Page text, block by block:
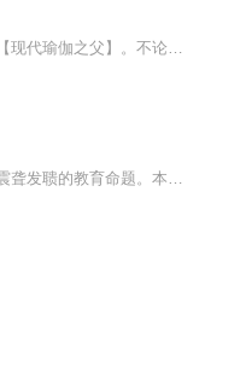
这是一本关于瑜伽理论和修炼的资料，作者德斯卡查尔（印），其父克瑞斯那玛查亚被称为【现代瑜伽之父】。不论师承世界知名瑜伽大师帕塔比（Pattabhi Jois)的阿斯汤加瑜伽（Ashtanga Yoga)、艾扬格（B.K.S.Iyengar)的正位法、英蒂拉·德菲的经典体位，或维...
《守望之心》是《杀死一只知更鸟》传奇故事的延续。是震撼整个西方世界的成长故事，是震聋发聩的教育命题。本书描写的是二十六岁的琼.露易丝.芬奇从纽约回到家乡梅科姆看望病重的父亲，发现已与故乡格格不入，而父亲与她青梅竹马的恋人的行为又给她无比沉重的打击………。